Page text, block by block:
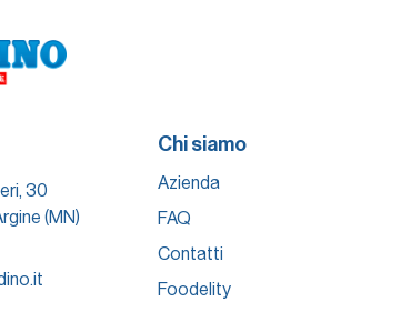
30
(MN)
Chi siamo
Azienda
FAQ
Contatti
Foodelity